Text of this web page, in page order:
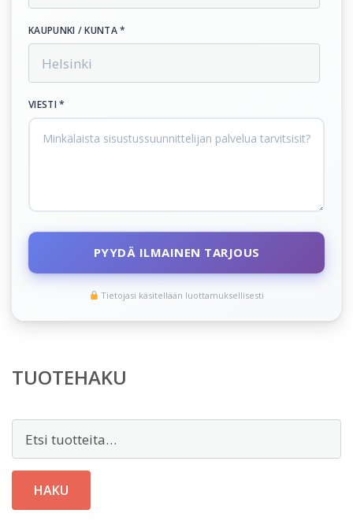
KAUPUNKI / KUNTA *
VIESTI *
PYYDÄ ILMAINEN TARJOUS
Tietojasi käsitellään luottamuksellisesti
TUOTEHAKU
HAKU